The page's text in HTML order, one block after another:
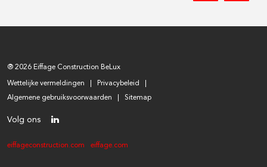
® 2026 Eiffage Construction BeLux
Wettelijke vermeldingen
Privacybeleid
Algemene gebruiksvoorwaarden
Sitemap
Volg ons
eiffageconstruction.com eiffage.com